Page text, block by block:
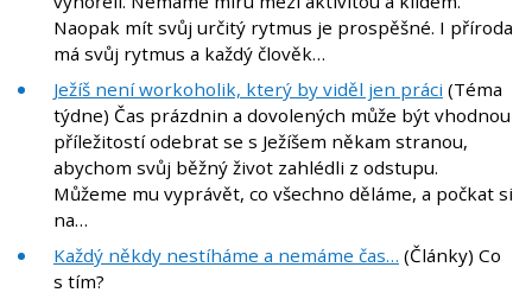
Naopak mít svůj určitý rytmus je prospěšné. I příroda
má svůj rytmus a každý člověk…
Ježíš není workoholik, který by viděl jen práci (Téma
týdne) Čas prázdnin a dovolených může být vhodnou
příležitostí odebrat se s Ježíšem někam stranou,
abychom svůj běžný život zahlédli z odstupu.
Můžeme mu vyprávět, co všechno děláme, a počkat si
na…
Každý někdy nestíháme a nemáme čas… (Články) Co
s tím?